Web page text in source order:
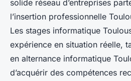
solide réseau d’entreprises
l’insertion professionnelle
Les stages informatique
expérience en situation réelle,
en alternance informatique
d’acquérir des compétences